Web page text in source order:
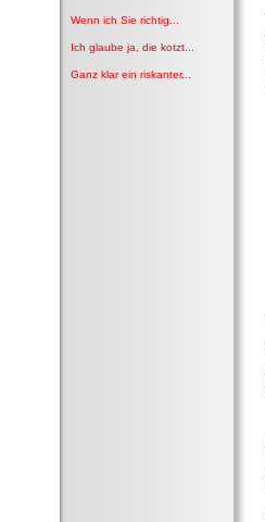
Wenn ich Sie richtig...
Ich glaube ja, die kotzt...
Ganz klar ein riskanter...